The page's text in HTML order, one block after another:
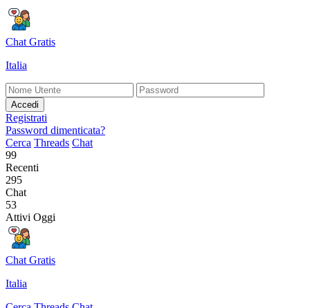
Chat Gratis
Italia
Accedi
Registrati
Password dimenticata?
Cerca Threads Chat
99
Recenti
295
Chat
53
Attivi Oggi
Chat Gratis
Italia